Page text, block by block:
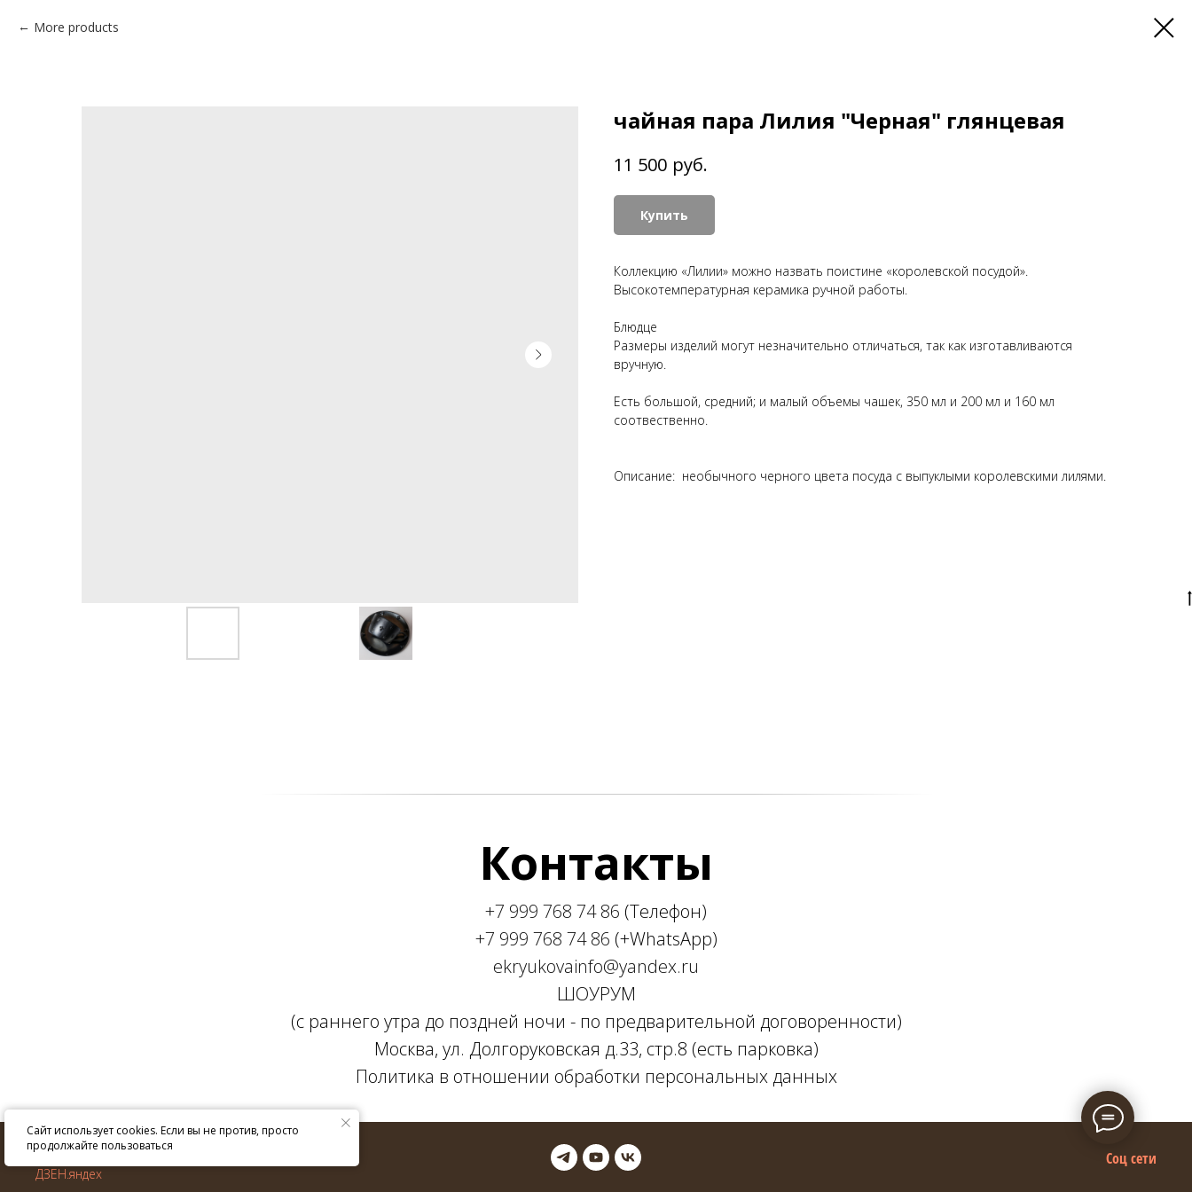
More products
чайная пара Лилия "Черная" глянцевая
11 500 руб.
Купить
Коллекцию «Лилии» можно назвать поистине «королевской посудой».
Высокотемпературная керамика ручной работы.
Блюдце
Размеры изделий могут незначительно отличаться, так как изготавливаются
вручную.
Есть большой, средний; и малый объемы чашек, 350 мл и 200 мл и 160 мл
соотвественно.
Описание: необычного черного цвета посуда с выпуклыми королевскими лилями.
Контакты
+7 999 768 74 86 (Телефон)
+7 999 768 74 86 (+WhatsApp)
ekryukovainfo@yandex.ru
ШОУРУМ
(с раннего утра до поздней ночи - по предварительной договоренности)
Москва, ул. Долгоруковская д.33, стр.8 (есть парковка)
Политика в отношении обработки персональных данных
© ИП Крюкова Е.В. 2013–
Все права защищены.
ДЗЕН.яндех
Соц сети
Сайт использует cookies. Если вы не против, просто
продолжайте пользоваться